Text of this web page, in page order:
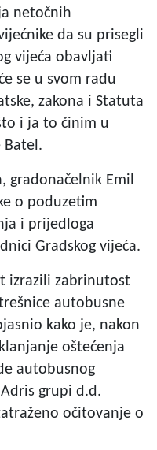
netočnih
da su prisegli
vijeća obavljati
se u svom radu
zakona i Statuta
i ja to činim u
Batel.
gradonačelnik Emil
o poduzetim
i prijedloga
Gradskog vijeća.
izrazili zabrinutost
autobusne
kako je, nakon
oštećenja
autobusnog
grupi d.d.
očitovanje o